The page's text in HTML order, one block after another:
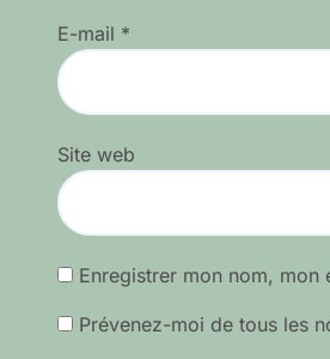
E-mail *
Site web
Enregistrer mon nom,
Prévenez-moi de tous les